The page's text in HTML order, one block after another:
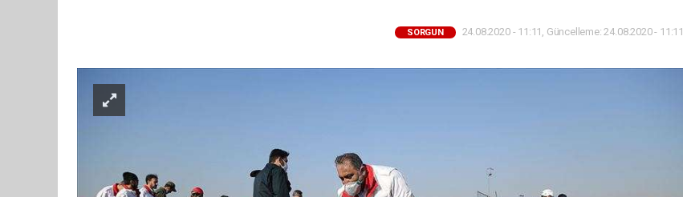
SORGUN 24.08.2020 - 11:11, Güncelleme: 24.08.2020 - 11:11